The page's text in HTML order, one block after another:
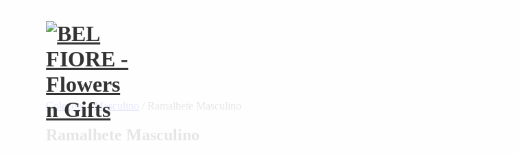
Coleções / Masculino Ramalhete Masculino
Ramalhete Masculino